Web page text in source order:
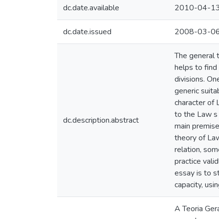
dc.date.available 2010-04-
dc.date.issued 2008-03-
dc.description.abstract
The general
helps to find
divisions.
generic
character of
to the Law s
main
theory of
relation,
practice
essay is to
capacity,
A Teoria